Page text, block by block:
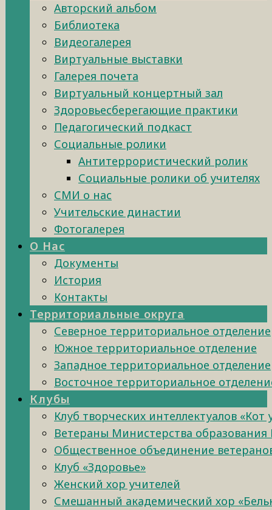
Авторский альбом
Библиотека
Видеогалерея
Виртуальные выставки
Галерея почета
Виртуальный концертный зал
Здоровьесберегающие практики
Педагогический подкаст
Социальные ролики
Антитеррористический ролик
Социальные ролики об учителях
СМИ о нас
Учительские династии
Фотогалерея
О Нас
Документы
История
Контакты
Территориальные округа
Северное территориальное отделение
Южное территориальное отделение
Западное территориальное отделение
Восточное территориальное
Клубы
Клуб творческих интеллектуалов «Кот
Ветераны Министерства образования
Общественное объединение
Клуб «Здоровье»
Женский хор учителей
Смешанный академический хор